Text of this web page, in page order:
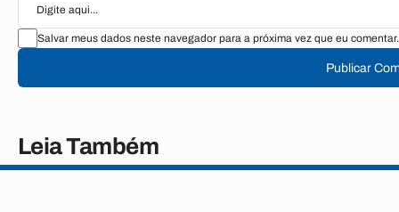
Salvar meus dados neste navegador para a próxima vez que eu comentar.
Publicar
Leia Também